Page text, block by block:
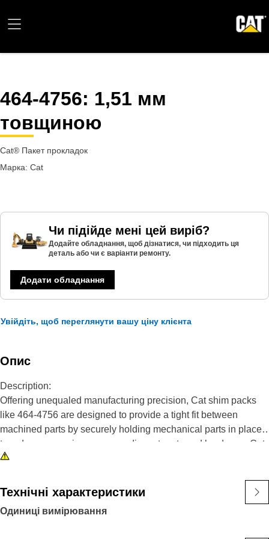
464-4756: 1,51 мм
товщиною
Cat® Пакет прокладок
Марка: Cat
Чи підійде мені цей виріб?
Додайте обладнання, щоб дізнатися, чи підходить ця
деталь або чи є варіанти ремонту.
Додати обладнання
Увійдіть, щоб переглянути вашу ціну клієнта
Опис
Description:
Offering unequaled manufacturing precision, Cat shim packs
like 464-4756 are designed to provide a tight fit between
machined parts by securely holding mechanical parts in place
to reduce excessive wear on adjacent parts and hardware. Cat
steel shim packs provide superior protection, being
provide a long wear life, and the high performance you
demand. Protect your investment with genuine Cat shim parts.
Технічні характеристики
Одиниці вимірювання